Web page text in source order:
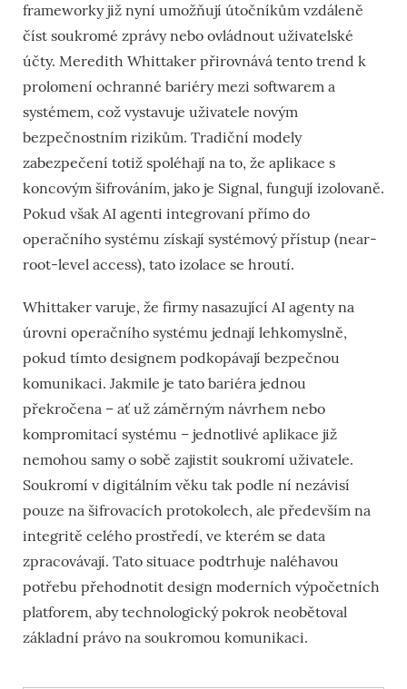
frameworky již nyní umožňují útočníkům vzdáleně
číst soukromé zprávy nebo ovládnout uživatelské
účty. Meredith Whittaker přirovnává tento trend k
prolomení ochranné bariéry mezi softwarem a
systémem, což vystavuje uživatele novým
bezpečnostním rizikům. Tradiční modely
zabezpečení totiž spoléhají na to, že aplikace s
koncovým šifrováním, jako je Signal, fungují izolovaně.
Pokud však AI agenti integrovaní přímo do
operačního systému získají systémový přístup (near-
root-level access), tato izolace se hroutí.
Whittaker varuje, že firmy nasazující AI agenty na
úrovni operačního systému jednají lehkomyslně,
pokud tímto designem podkopávají bezpečnou
komunikaci. Jakmile je tato bariéra jednou
překročena – ať už záměrným návrhem nebo
kompromitací systému – jednotlivé aplikace již
nemohou samy o sobě zajistit soukromí uživatele.
Soukromí v digitálním věku tak podle ní nezávisí
pouze na šifrovacích protokolech, ale především na
integritě celého prostředí, ve kterém se data
zpracovávají. Tato situace podtrhuje naléhavou
potřebu přehodnotit design moderních výpočetních
platforem, aby technologický pokrok neobětoval
základní právo na soukromou komunikaci.